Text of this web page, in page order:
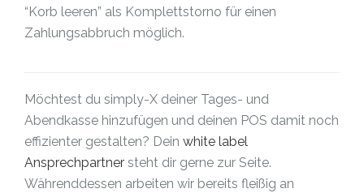
“Korb leeren” als Komplettstorno für einen
Zahlungsabbruch möglich.
Möchtest du simply-X deiner Tages- und
Abendkasse hinzufügen und deinen POS damit noch
effizienter gestalten? Dein white label
Ansprechpartner steht dir gerne zur Seite.
Währenddessen arbeiten wir bereits fleißig an